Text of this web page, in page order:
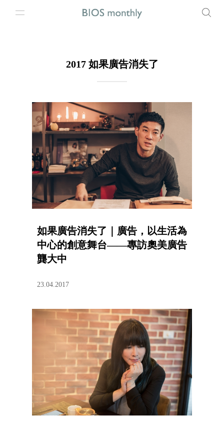
2017 如果廣告消失了
如果廣告消失了｜廣告，以生活為
中心的創意舞台——專訪奧美廣告
龔大中
23.04.2017